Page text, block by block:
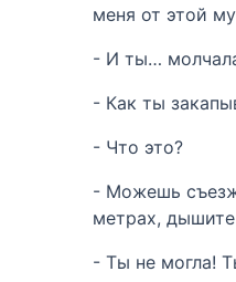
меня от этой
- И ты…
- Как ты
- Что это?
- Можешь
метрах, дышите
- Ты не могла!